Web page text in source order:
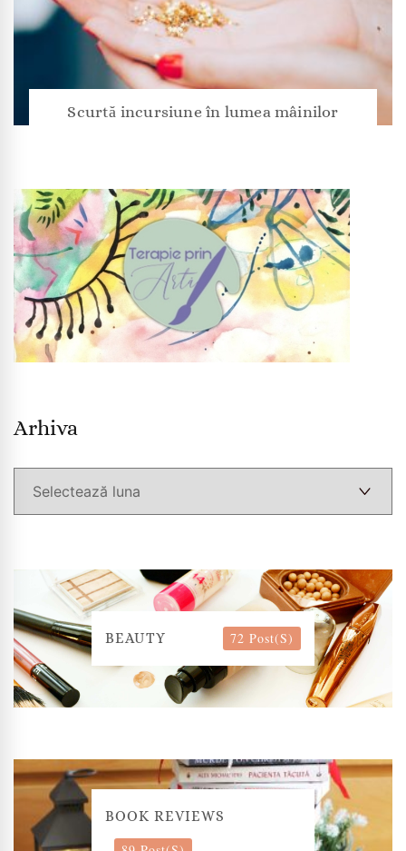
Scurtă incursiune în lumea mâinilor
Arhiva
BEAUTY 72 Post(s)
BOOK REVIEWS